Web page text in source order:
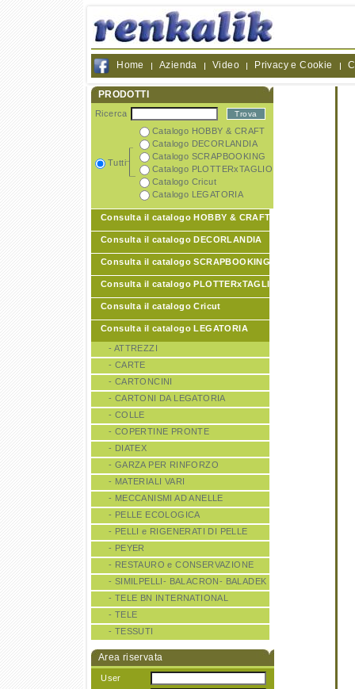
Home Azienda Video Privacy e Cookie
PRODOTTI
Ricerca
Tutti
Catalogo HOBBY & CRAFT
Catalogo DECORLANDIA
Catalogo SCRAPBOOKING
Catalogo PLOTTERxTAGLIO
Catalogo Cricut
Catalogo LEGATORIA
Consulta il catalogo HOBBY & CRAFT
Consulta il catalogo DECORLANDIA
Consulta il catalogo SCRAPBOOKING
Consulta il catalogo PLOTTERxTAGLIO
Consulta il catalogo Cricut
Consulta il catalogo LEGATORIA
- ATTREZZI
- CARTE
- CARTONCINI
- CARTONI DA LEGATORIA
- COLLE
- COPERTINE PRONTE
- DIATEX
- GARZA PER RINFORZO
- MATERIALI VARI
- MECCANISMI AD ANELLE
- PELLE ECOLOGICA
- PELLI e RIGENERATI DI PELLE
- PEYER
- RESTAURO e CONSERVAZIONE
- SIMILPELLI- BALACRON- BALADEK
- TELE BN INTERNATIONAL
- TELE
- TESSUTI
Area riservata
User